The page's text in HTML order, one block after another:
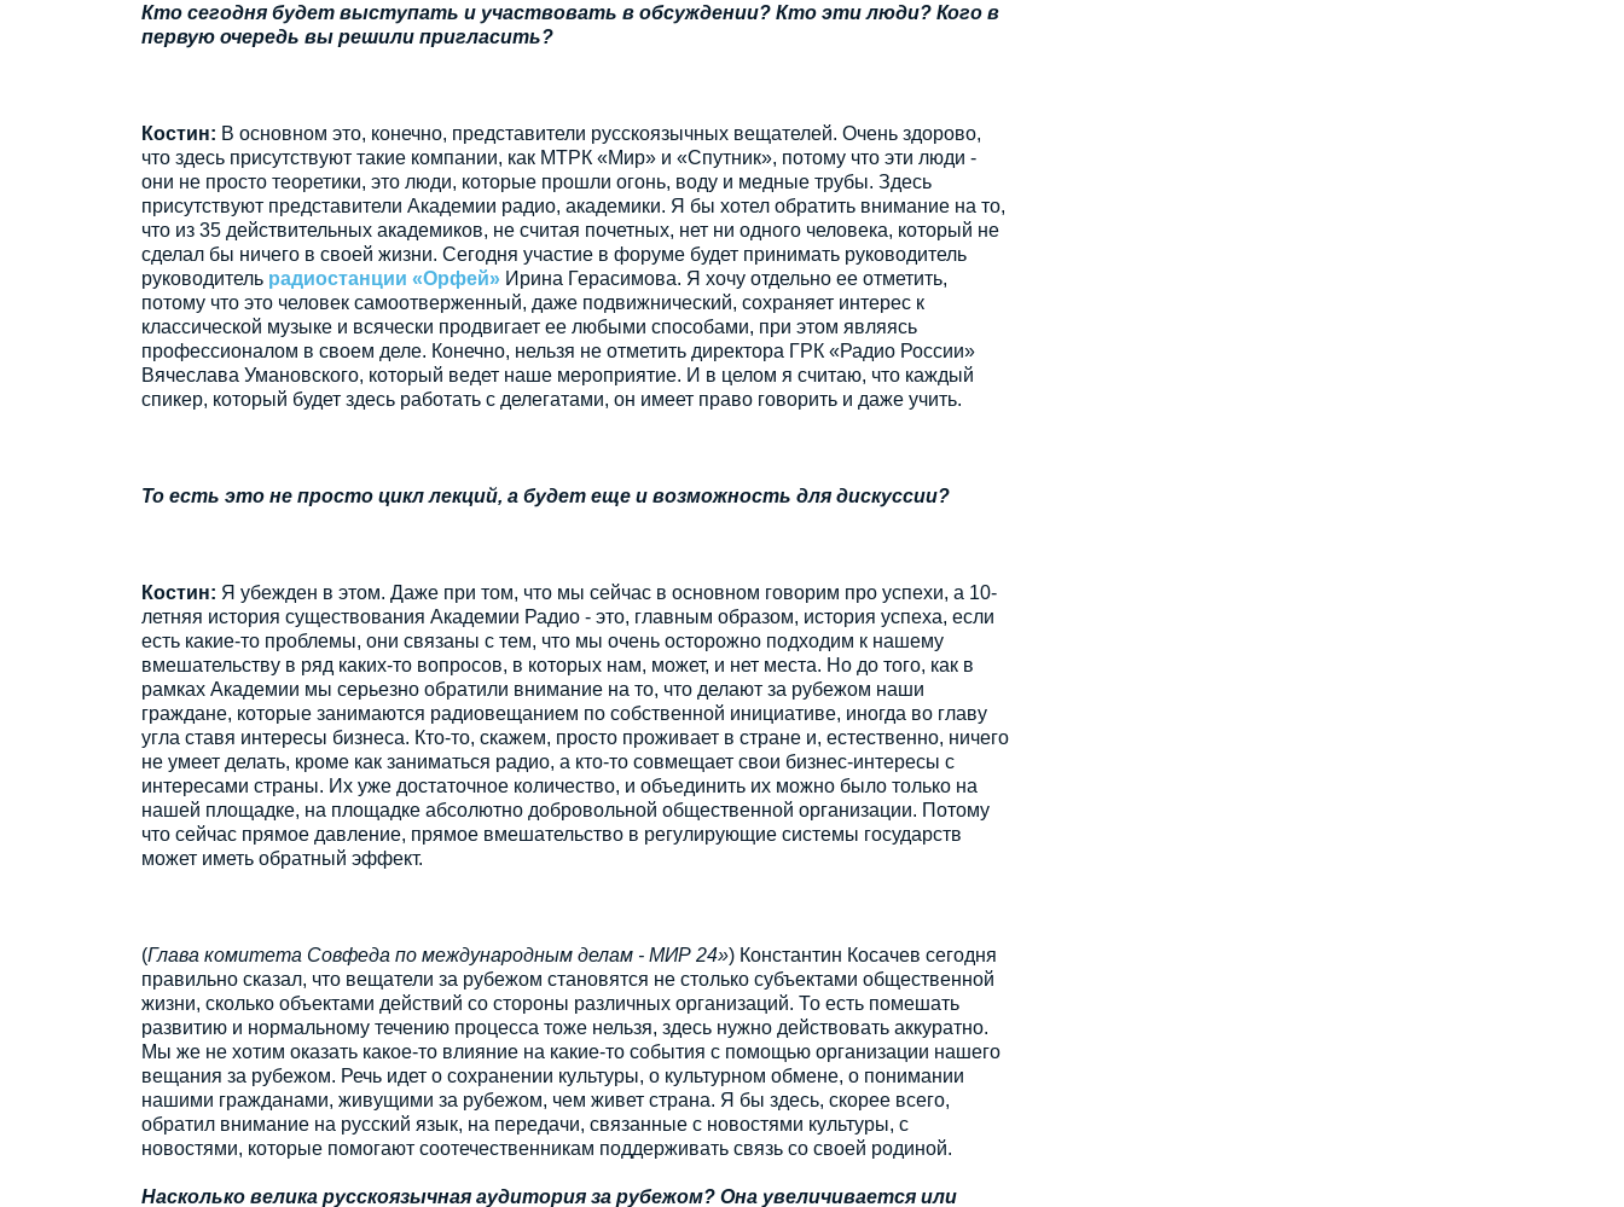
Кто сегодня будет выступать и участвовать в обсуждении? Кто эти люди? Кого в
первую очередь вы решили пригласить?
Костин: В основном это, конечно, представители русскоязычных вещателей. Очень здорово,
что здесь присутствуют такие компании, как МТРК «Мир» и «Спутник», потому что эти люди -
они не просто теоретики, это люди, которые прошли огонь, воду и медные трубы. Здесь
присутствуют представители Академии радио, академики. Я бы хотел обратить внимание на то,
что из 35 действительных академиков, не считая почетных, нет ни одного человека, который не
сделал бы ничего в своей жизни. Сегодня участие в форуме будет принимать руководитель
руководитель радиостанции «Орфей» Ирина Герасимова. Я хочу отдельно ее отметить,
потому что это человек самоотверженный, даже подвижнический, сохраняет интерес к
классической музыке и всячески продвигает ее любыми способами, при этом являясь
профессионалом в своем деле. Конечно, нельзя не отметить директора ГРК «Радио России»
Вячеслава Умановского, который ведет наше мероприятие. И в целом я считаю, что каждый
спикер, который будет здесь работать с делегатами, он имеет право говорить и даже учить.
То есть это не просто цикл лекций, а будет еще и возможность для дискуссии?
Костин: Я убежден в этом. Даже при том, что мы сейчас в основном говорим про успехи, а 10-
летняя история существования Академии Радио - это, главным образом, история успеха, если
есть какие-то проблемы, они связаны с тем, что мы очень осторожно подходим к нашему
вмешательству в ряд каких-то вопросов, в которых нам, может, и нет места. Но до того, как в
рамках Академии мы серьезно обратили внимание на то, что делают за рубежом наши
граждане, которые занимаются радиовещанием по собственной инициативе, иногда во главу
угла ставя интересы бизнеса. Кто-то, скажем, просто проживает в стране и, естественно, ничего
не умеет делать, кроме как заниматься радио, а кто-то совмещает свои бизнес-интересы с
интересами страны. Их уже достаточное количество, и объединить их можно было только на
нашей площадке, на площадке абсолютно добровольной общественной организации. Потому
что сейчас прямое давление, прямое вмешательство в регулирующие системы государств
может иметь обратный эффект.
(Глава комитета Совфеда по международным делам - МИР 24») Константин Косачев сегодня
правильно сказал, что вещатели за рубежом становятся не столько субъектами общественной
жизни, сколько объектами действий со стороны различных организаций. То есть помешать
развитию и нормальному течению процесса тоже нельзя, здесь нужно действовать аккуратно.
Мы же не хотим оказать какое-то влияние на какие-то события с помощью организации нашего
вещания за рубежом. Речь идет о сохранении культуры, о культурном обмене, о понимании
нашими гражданами, живущими за рубежом, чем живет страна. Я бы здесь, скорее всего,
обратил внимание на русский язык, на передачи, связанные с новостями культуры, с
новостями, которые помогают соотечественникам поддерживать связь со своей родиной.
Насколько велика русскоязычная аудитория за рубежом? Она увеличивается или